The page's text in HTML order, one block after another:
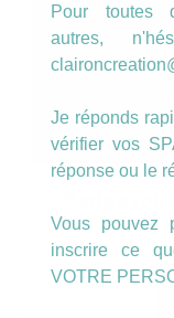
Pour toutes
autres,
Je réponds
vérifier vos
réponse ou le
Vous pouvez
inscrire ce
VOTRE